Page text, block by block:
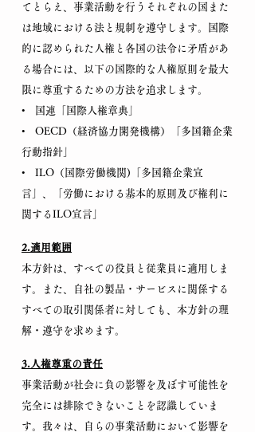
てとらえ、事業活動を行うそれぞれの国また
は地域における法と規制を遵守します。国際
的に認められた人権と各国の法令に矛盾があ
る場合には、以下の国際的な人権原則を最大
限に尊重するための方法を追求します。
• 国連「国際人権章典」
• OECD（経済協力開発機構）「多国籍企業
行動指針」
• ILO（国際労働機関)「多国籍企業宣
言」、「労働における基本的原則及び権利に
関するILO宣言」
2.適用範囲
本方針は、すべての役員と従業員に適用しま
す。また、自社の製品・サービスに関係する
すべての取引関係者に対しても、本方針の理
解・遵守を求めます。
3.人権尊重の責任
事業活動が社会に負の影響を及ぼす可能性を
完全には排除できないことを認識していま
す。我々は、自らの事業活動において影響を